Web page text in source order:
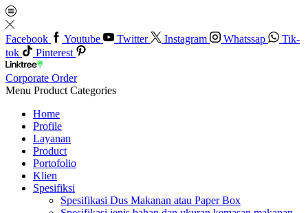
Facebook Youtube Twitter Instagram Whatssap
Tik-
tok
Pinterest
Corporate Order
Menu Product Categories
Home
Profile
Layanan
Product
Portofolio
Klien
Spesifiksi
Spesifikasi Dus Makanan atau Paper Box